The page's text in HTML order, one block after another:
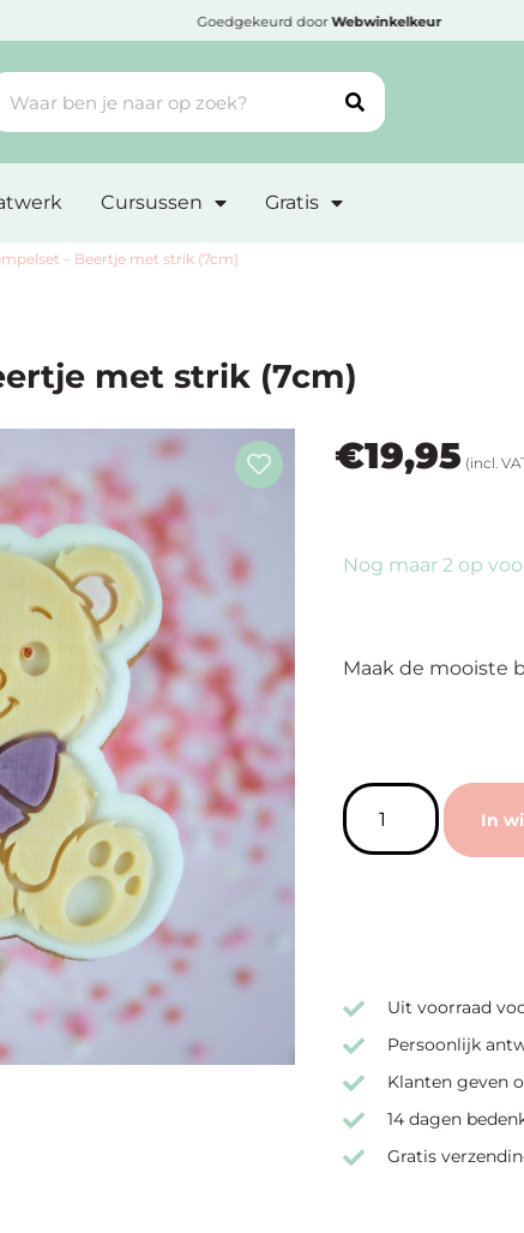
Goedgekeurd doorWebwinkelkeur
Cursussen Gratis
– Beertje met strik (7cm)
met strik (7cm)
€19,95 (incl.
Nog maar 2 op
Maak de mooiste
In
Uit voorraad
Persoonlijk
Klanten geven
14 dagen
Gratis